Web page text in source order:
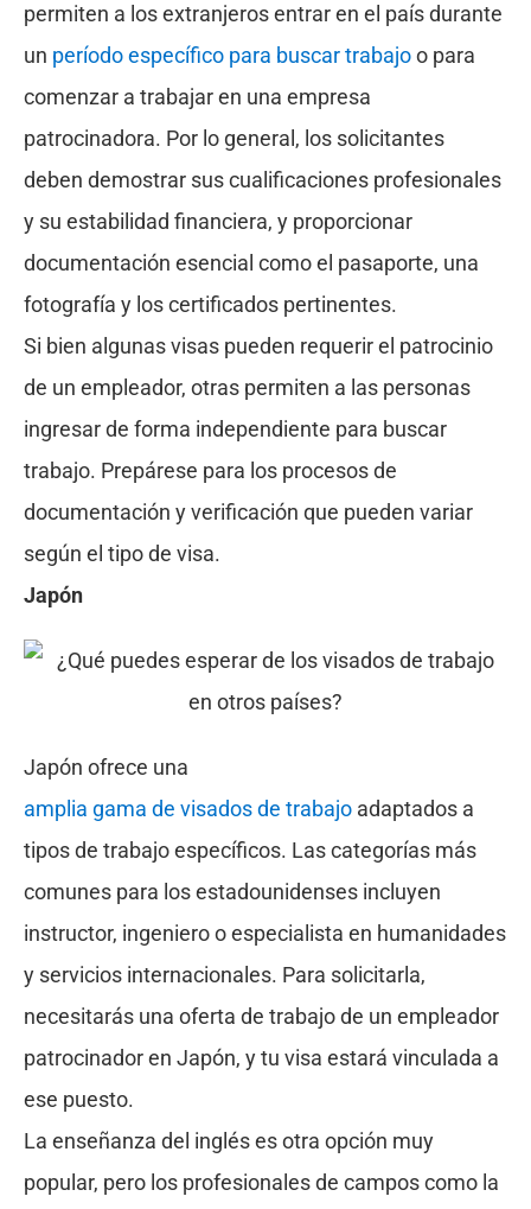
permiten a los extranjeros entrar en el país durante
un período específico para buscar trabajoo para
comenzar a trabajar en una empresa
patrocinadora. Por lo general, los solicitantes
deben demostrar sus cualificaciones profesionales
y su estabilidad financiera, y proporcionar
documentación esencial como el pasaporte, una
fotografía y los certificados pertinentes.
Si bien algunas visas pueden requerir el patrocinio
de un empleador, otras permiten a las personas
ingresar de forma independiente para buscar
trabajo. Prepárese para los procesos de
documentación y verificación que pueden variar
según el tipo de visa.
Japón
Japón ofrece una
amplia gama de visados de trabajo adaptados a
tipos de trabajo específicos. Las categorías más
comunes para los estadounidenses incluyen
instructor, ingeniero o especialista en humanidades
y servicios internacionales. Para solicitarla,
necesitarás una oferta de trabajo de un empleador
patrocinador en Japón, y tu visa estará vinculada a
ese puesto.
La enseñanza del inglés es otra opción muy
popular, pero los profesionales de campos como la